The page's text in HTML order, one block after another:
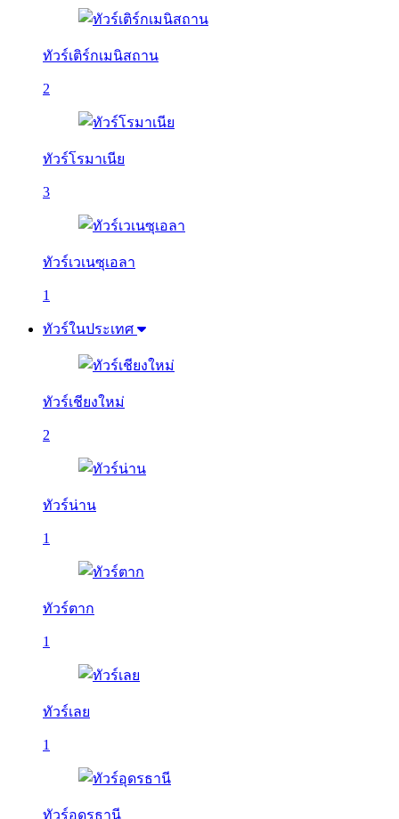
ทัวร์เติร์กเมนิสถาน
2
ทัวร์โรมาเนีย
3
ทัวร์เวเนซุเอลา
1
ทัวร์ในประเทศ
ทัวร์เชียงใหม่
2
ทัวร์น่าน
1
ทัวร์ตาก
1
ทัวร์เลย
1
ทัวร์อุดรธานี